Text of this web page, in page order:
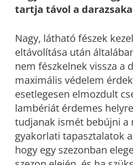
tartja távol a
Nagy, látható fészek
eltávolítása után
nem fészkelnek vissza a
maximális védelem
esetlegesen elmozdult
lambériát érdemes
tudjanak ismét bebújni a
gyakorlati tapasztalatok
hogy egy szezonban